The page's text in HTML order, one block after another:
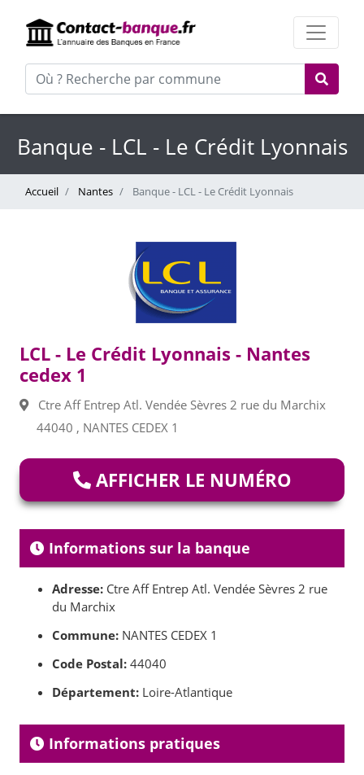
Banque - LCL - Le Crédit Lyonnais
Accueil Nantes Banque - LCL - Le Crédit Lyonnais
LCL - Le Crédit Lyonnais - Nantes
cedex 1
Ctre Aff Entrep Atl. Vendée Sèvres 2 rue du Marchix
44040 , NANTES CEDEX 1
AFFICHER LE NUMÉRO
Informations sur la banque
Adresse: Ctre Aff Entrep Atl. Vendée Sèvres 2 rue
du Marchix
Commune: NANTES CEDEX 1
Code Postal: 44040
Département: Loire-Atlantique
Informations pratiques